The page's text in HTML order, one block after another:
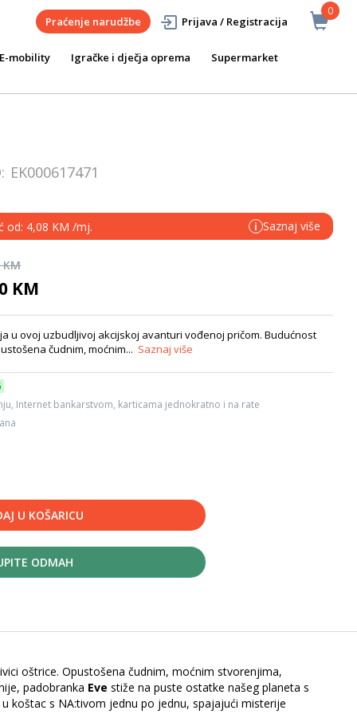
0
Praćenje narudžbe Prijava / Registracija
E-mobility Igračke i dječja oprema
Supermarket
EK000617471
od: 4,08 KM /mj. i Saznaj više
KM
KM
u ovoj uzbudljivoj akcijskoj avanturi vođenoj pričom. Budućnost
čudnim, moćnim... Saznaj više
Internet bankarstvom, karticama jednokratno i na rate
U KOŠARICU
ODMAH
oštrice. Opustošena čudnim, moćnim stvorenjima,
padobranka Eve stiže na puste ostatke našeg planeta s
koštac s NA:tivom jednu po jednu, spajajući misterije